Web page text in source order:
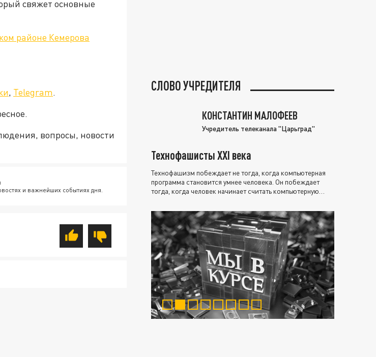
свяжет основные
районе Кемерова
, Telegram.
вопросы, новости
и важнейших событиях дня.
СЛОВО УЧРЕДИТЕЛЯ
КОНСТАНТИН МАЛОФЕЕВ
Учредитель телеканала "Царьград"
Технофашисты XXI века
Технофашизм побеждает не тогда, когда компьютерная
программа становится умнее человека. Он побеждает
тогда, когда человек начинает считать компьютерную